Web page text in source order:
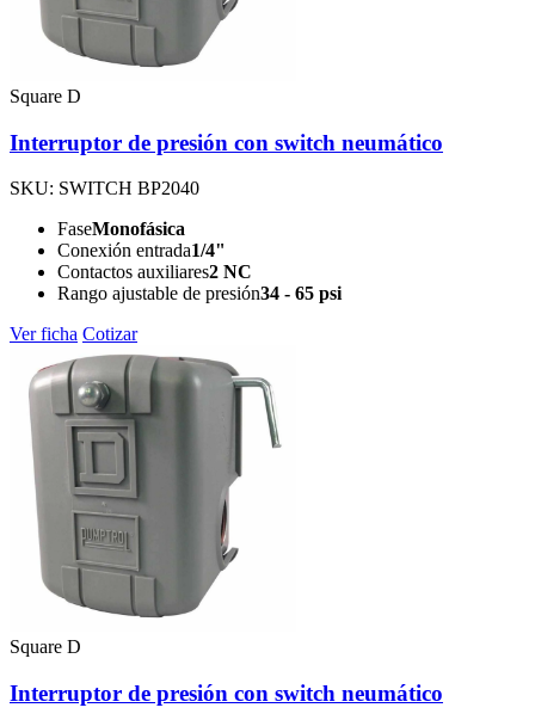
Square D
Interruptor de presión con switch neumático
SKU: SWITCH BP2040
FaseMonofásica
Conexión entrada1/4"
Contactos auxiliares2 NC
Rango ajustable de presión34 - 65 psi
Ver ficha Cotizar
Square D
Interruptor de presión con switch neumático